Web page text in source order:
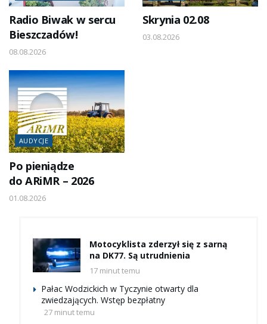
Radio Biwak w sercu
Bieszczadów!
08.08.2026
Skrynia 02.08
03.08.2026
AUDYCJE
Po pieniądze
do ARiMR – 2026
01.08.2026
Motocyklista zderzył się z sarną
na DK77. Są utrudnienia
17 minut temu
Pałac Wodzickich w Tyczynie otwarty dla
zwiedzających. Wstęp bezpłatny
27 minut temu